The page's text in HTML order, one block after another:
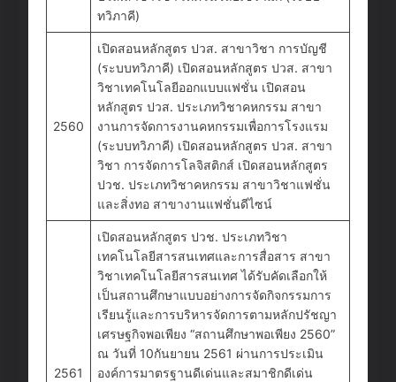
ทวิภาคี)
2560
เปิดสอนหลักสูตร ปวส. สาขาวิชา การบัญชี
(ระบบทวิภาคี) เปิดสอนหลักสูตร ปวส. สาขา
วิชาเทคโนโลยีออกแบบแฟชั่น เปิดสอน
หลักสูตร ปวส. ประเภทวิชาคหกรรม สาขา
งานการจัดการงานคหกรรมเพื่อการโรงแรม
(ระบบทวิภาคี) เปิดสอนหลักสูตร ปวส. สาขา
วิชา การจัดการโลจิสติกส์ เปิดสอนหลักสูตร
ปวช. ประเภทวิชาคหกรรม สาขาวิชาแฟชั่น
และสิ่งทอ สาขางานแฟชั่นดีไซน์
2561
เปิดสอนหลักสูตร ปวช. ประเภทวิชา
เทคโนโลยีสารสนเทศและการสื่อสาร สาขา
วิชาเทคโนโลยีสารสนเทศ ได้รับคัดเลือกให้
เป็นสถานศึกษาแบบอย่างการจัดกิจกรรมการ
เรียนรู้และการบริหารจัดการตามหลักปรัชญา
เศรษฐกิจพอเพียง “สถานศึกษาพอเพียง 2560”
ณ วันที่ 10กันยายน 2561 ผ่านการประเมิน
องค์การมาตรฐานดีเด่นและสมาชิกดีเด่น